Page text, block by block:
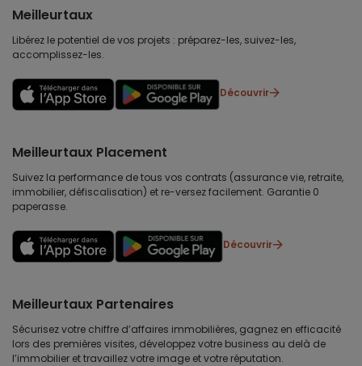
Meilleurtaux
Libérez le potentiel de vos projets : préparez-les, suivez-les,
accomplissez-les.
Découvrir
Meilleurtaux Placement
Suivez la performance de tous vos contrats (assurance vie, retraite,
immobilier, défiscalisation) et re-versez facilement. Garantie 0
paperasse.
Découvrir
Meilleurtaux Partenaires
Sécurisez votre chiffre d’affaires immobilières, gagnez en efficacité
lors des premières visites, développez votre business au delà de
l’immobilier et travaillez votre image et votre réputation.